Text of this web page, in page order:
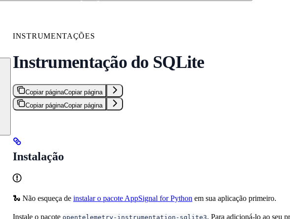
INSTRUMENTAÇÕES
Instrumentação do SQLite
Copiar páginaCopiar página
Copiar páginaCopiar página
Instalação
🐍 Não esqueça de instalar o pacote AppSignal for Python em sua aplicação primeiro.
Instale o pacote opentelemetry-instrumentation-sqlite3. Para adicioná-lo ao seu